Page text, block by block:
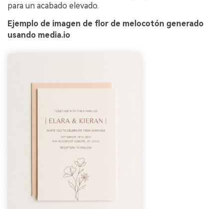
para un acabado elevado.
Ejemplo de imagen de flor de melocotón generado
usando media.io